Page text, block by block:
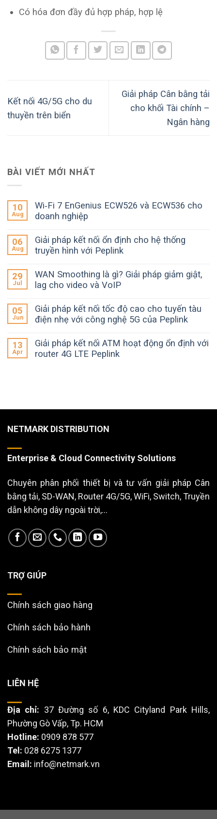
Có hóa đơn đầy đủ hợp pháp, hợp lệ
Kết nối 4G/5G cho du
thuyền trên biển
Giải pháp Cân bằng tải
cho khối Tài chính –
Ngân hàng
BÀI VIẾT MỚI NHẤT
10
Aug
Wi‑Fi 7 EnGenius ECW526 và ECW536 cho
doanh nghiệp
06
Aug
Giải pháp kết nối ổn định cho hệ thống
truyền hình với Peplink
29
Jul
WAN Smoothing là gì? Giải pháp giảm giật,
lag cho video và VoIP
05
Jun
Giải pháp kết nối tốc độ cao cho tuyến tàu
điện nhẹ với công nghệ 5G của Peplink
13
Apr
Giải pháp kết nối ATM hoạt động ổn định với
router 4G LTE Peplink
NETMARK DISTRIBUTION
Enterprise & Cloud Connectivity Solutions
Chuyên phân phối thiết bị và tư vấn giải pháp Cân
bằng tải, SD-WAN, Router 4G/5G, WiFi, Switch, Truyền
dẫn không dây ngoài trời,...
TRỢ GIÚP
Chính sách giao hàng
Chính sách bảo hành
Chính sách bảo mật
LIÊN HỆ
Địa chỉ: 37 Đường số 6, KDC Cityland Park Hills,
Phường Gò Vấp, Tp. HCM
Hotline: 0909 878 577
Tel: 028 6275 1377
Email: info@netmark.vn